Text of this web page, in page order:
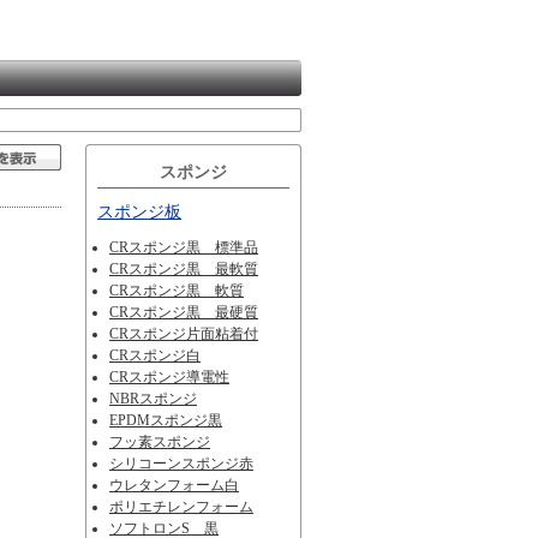
スポンジ
スポンジ板
CRスポンジ黒 標準品
CRスポンジ黒 最軟質
CRスポンジ黒 軟質
CRスポンジ黒 最硬質
CRスポンジ片面粘着付
CRスポンジ白
CRスポンジ導電性
NBRスポンジ
EPDMスポンジ黒
フッ素スポンジ
シリコーンスポンジ赤
ウレタンフォーム白
ポリエチレンフォーム
ソフトロンS 黒